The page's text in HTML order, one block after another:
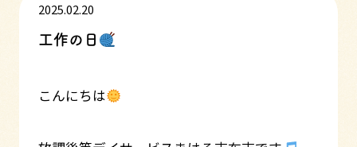
2025.02.20
工作の日
こんにちは